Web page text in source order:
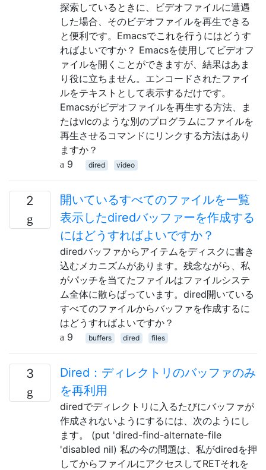
探索しているときに、ビデオファイルに遭遇
した場合、そのビデオファイルを再生できる
と便利です。Emacsでこれを行うにはどうす
ればよいですか？ Emacsを使用してビデオフ
ァイルを開くことができますが、結果はあま
り役に立ちません。エンコードされたファイ
ルをテキストとして表示するだけです。
Emacsがビデオファイルを再生する方法、ま
たはvlcのような別のプログラムにファイルを
再生させるコマンドにリンクする方法はあり
ますか？
9
dired video
2
開いているすべてのファイルを一覧
表示したdiredバッファーを作成する
にはどうすればよいですか？
diredバッファからアイテムをディスクに書き
込むメカニズムがあります。残念ながら、私
がパッチを当てたファイルはファイルシステ
ム全体に散らばっています。dired開いている
すべてのファイルからバッファを作成するに
はどうすればよいですか？
9
buffers dired files
3
Dired：ディレクトリのバッファのみ
を再利用
diredでディレクトリに入るたびにバッファが
作成されないようにするには、次のようにし
ます。 (put 'dired-find-alternate-file
'disabled nil) 私の今の問題は、私がdiredを押
してからファイルにアクセスしてRETそれを